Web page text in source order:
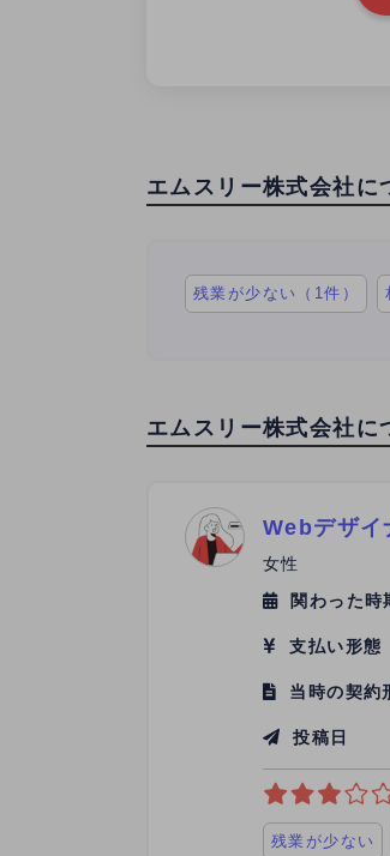
エムスリー株式会社に
残業が少ない（1件）
エムスリー株式会社に
Webデザイ
女性
関わった時
支払い形態
当時の契約
投稿日
残業が少ない